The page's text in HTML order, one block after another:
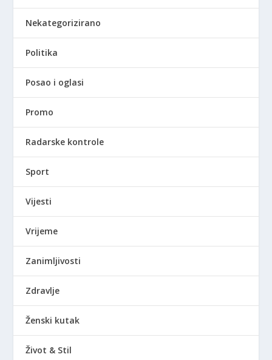
Nekategorizirano
Politika
Posao i oglasi
Promo
Radarske kontrole
Sport
Vijesti
Vrijeme
Zanimljivosti
Zdravlje
Ženski kutak
Život & Stil